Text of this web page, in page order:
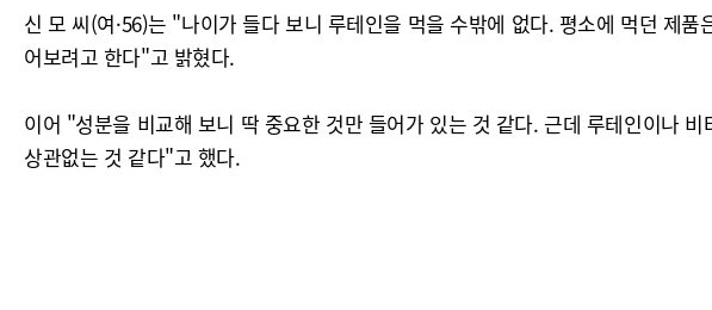
신 모 씨(여·56)는 "나이가 들다 보니 루테인을 먹을 수밖에 없다. 평소에 먹던 제
어보려고 한다"고 밝혔다.
이어 "성분을 비교해 보니 딱 중요한 것만 들어가 있는 것 같다. 근데 루테인이나
상관없는 것 같다"고 했다.